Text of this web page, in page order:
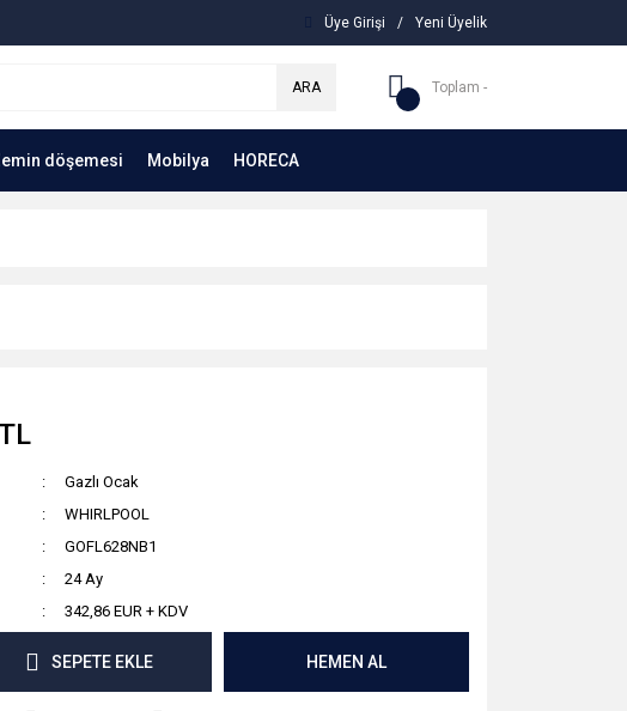
Üye Girişi / Yeni Üyelik
ARA Toplam -
döşemesi Mobilya HORECA
Gazlı Ocak
WHIRLPOOL
GOFL628NB1
24 Ay
342,86 EUR + KDV
SEPETE EKLE HEMEN AL